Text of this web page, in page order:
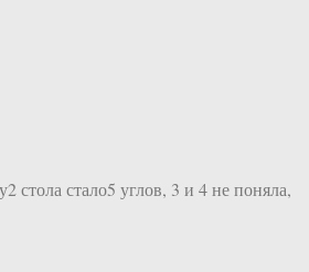
стола стало5 углов, 3 и 4 не поняла,